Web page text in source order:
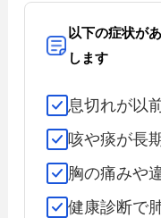
以下の症状が
します
息切れが以
咳や痰が長
胸の痛みや
健康診断で